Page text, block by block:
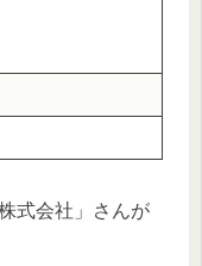
式会社」さんが